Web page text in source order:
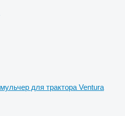
мульчер для трактора Ventura